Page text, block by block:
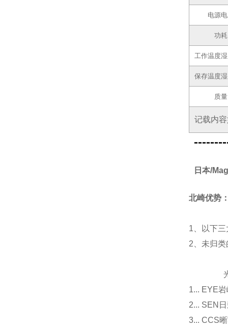
记载内
电源
功耗
工作温度
保存温度
质量
日本/
北崎优势
1、以下
2、未归
光源
1... EYE
2... SEN
3... CCS